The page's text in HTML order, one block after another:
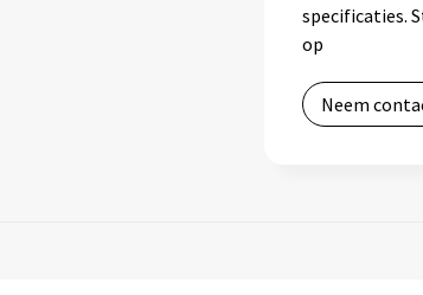
specificaties.
op
Neem